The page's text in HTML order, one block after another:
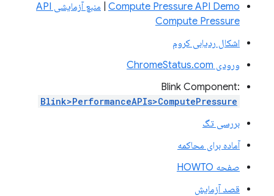
Compute Pressure API Demo
منبع آزمایشی API
Compute Pressure
اشکال ردیابی کروم
ورودی ChromeStatus.com
Blink Component:
Blink>PerformanceAPIs>ComputePressure
بررسی تگ
آماده برای محاکمه
صفحه HOWTO
قصد آزمایش